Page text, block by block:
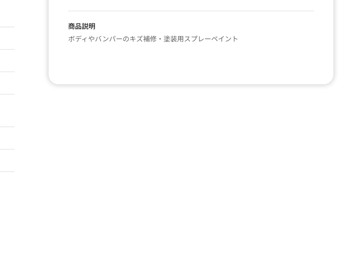
商品説明
ボディやバンパーのキズ補修・塗装用スプレーペイント